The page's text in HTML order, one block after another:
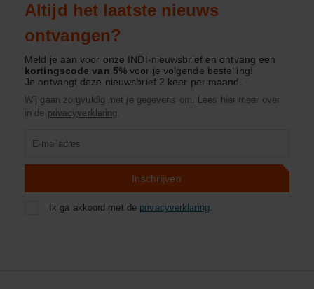
Altijd het laatste nieuws
ontvangen?
Meld je aan voor onze INDI-nieuwsbrief en ontvang een
kortingscode van 5%voor je volgende bestelling!
Je ontvangt deze nieuwsbrief 2 keer per maand.
Wij gaan zorgvuldig met je gegevens om. Lees hier meer over
in de privacyverklaring.
Inschrijven
Ik ga akkoord met de privacyverklaring.